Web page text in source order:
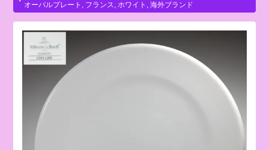
オーバルプレート
フランス ホワイト ,海外ブランド